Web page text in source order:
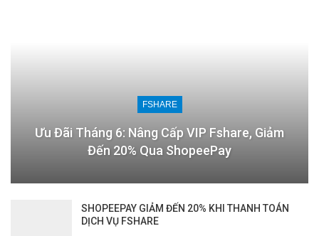
FSHARE
Ưu Đãi Tháng 6: Nâng Cấp VIP Fshare, Giảm
Đến 20% Qua ShopeePay
SHOPEEPAY GIẢM ĐẾN 20% KHI THANH TOÁN
DỊCH VỤ FSHARE